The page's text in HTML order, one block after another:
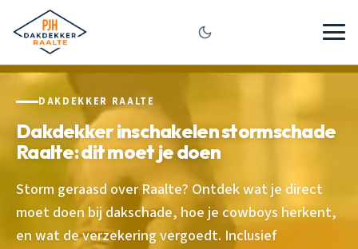
DAKDEKKER RAALTE
Dakdekker inschakelen stormschade
Raalte: dit moet je doen
Storm geraasd over Raalte? Ontdek wat je direct
moet doen bij dakschade, hoe je cowboys herkent,
en wat de verzekering vergoedt. Inclusief